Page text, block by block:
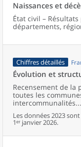
Naissances et
État civil –
départements,
Chiffres détaillés
Évolution et
Recensement de la
toutes les
intercommunalités...
Les données 2023
1ᵉʳ janvier 2026.